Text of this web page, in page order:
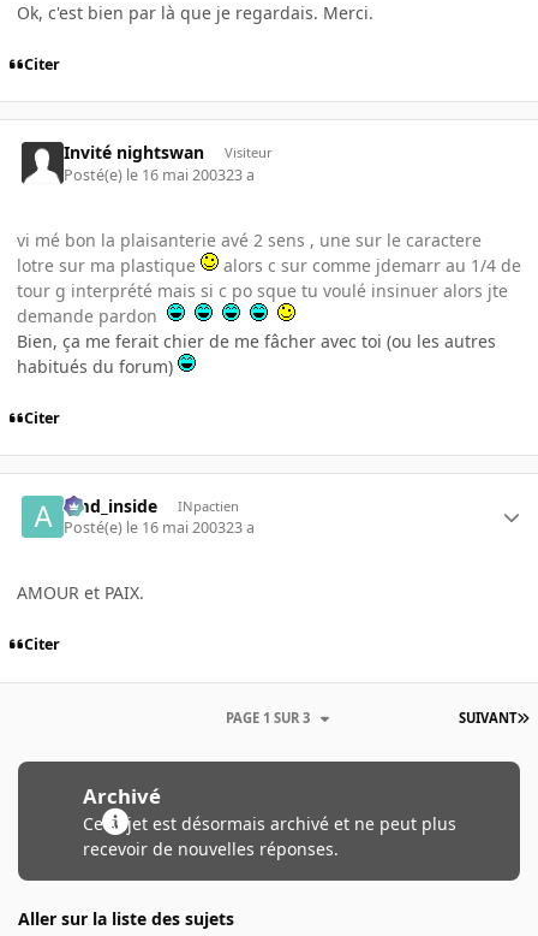
Ok, c'est bien par là que je regardais. Merci.
Citer
Invité nightswan Visiteur
Posté(e) le 16 mai 200323 a
vi mé bon la plaisanterie avé 2 sens , une sur le caractere
lotre sur ma plastique
alors c sur comme jdemarr au 1/4 de
tour g interprété mais si c po sque tu voulé insinuer alors jte
demande pardon
Bien, ça me ferait chier de me fâcher avec toi (ou les autres
habitués du forum)
Citer
amd_inside INpactien
Posté(e) le 16 mai 200323 a
AMOUR et PAIX.
Citer
SUIVANT
PAGE 1 SUR 3
Archivé
Ce sujet est désormais archivé et ne peut plus
recevoir de nouvelles réponses.
Aller sur la liste des sujets